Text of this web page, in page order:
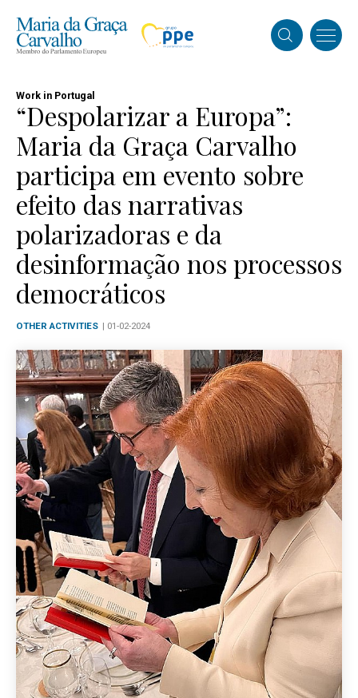
Work in Portugal
“Despolarizar a Europa”:
Maria da Graça Carvalho
participa em evento sobre
efeito das narrativas
polarizadoras e da
desinformação nos processos
democráticos
OTHER ACTIVITIES | 01-02-2024